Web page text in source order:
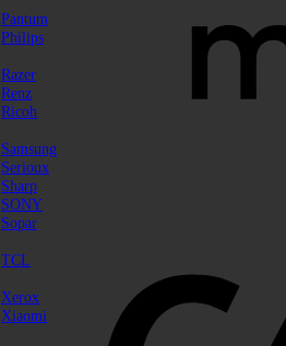
Pantum
Philips
Razer
Renz
Ricoh
Samsung
Serioux
Sharp
SONY
Sopar
TCL
Xerox
Xiaomi